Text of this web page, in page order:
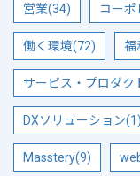
営業(34) コーポ
働く環境(72) 福
サービス・プロダク
DXソリューション(1)
Masstery(9)